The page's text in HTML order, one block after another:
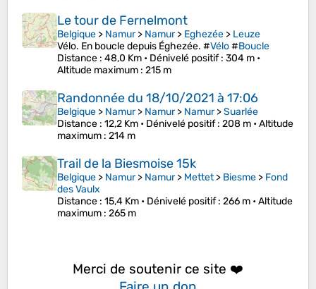
Le tour de Fernelmont
Belgique > Namur> Namur> Eghezée > Leuze
Vélo. En boucle depuis Éghezée. #Vélo#Boucle
Distance : 48,0 Km • Dénivelé positif: 304 m •
Altitude maximum : 215 m
Randonnée du 18/10/2021 à 17:06
Belgique > Namur> Namur> Namur>Suarlée
Distance : 12,2 Km • Dénivelé positif: 208 m •Altitude
maximum : 214 m
Trail de la Biesmoise 15k
Belgique > Namur> Namur> Mettet> Biesme > Fond
des Vaulx
Distance : 15,4 Km • Dénivelé positif: 266 m •Altitude
maximum : 265 m
Merci de soutenir ce site ❤️